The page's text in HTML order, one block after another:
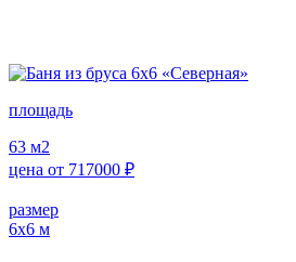
площадь
63 м2
цена от 717000 ₽
размер
6х6 м